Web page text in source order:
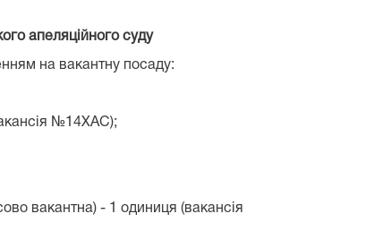
апеляційного суду
на вакантну посаду:
№14ХАС);
вакантна) - 1 одиниця (вакансія